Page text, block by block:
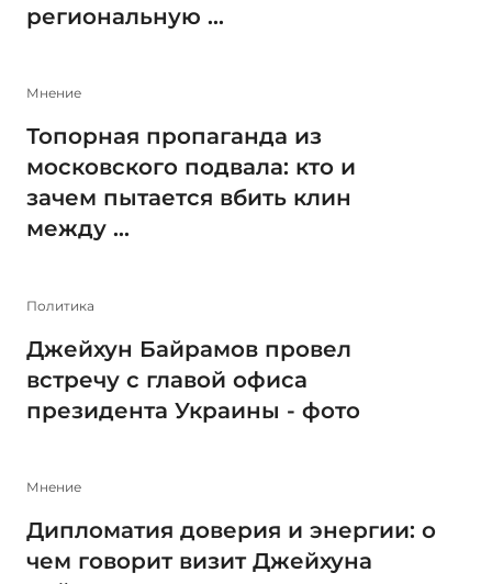
региональную ...
Мнение
Топорная пропаганда из
московского подвала: кто и
зачем пытается вбить клин
между ...
Политика
Джейхун Байрамов провел
встречу с главой офиса
президента Украины - фото
Мнение
Дипломатия доверия и энергии: о
чем говорит визит Джейхуна